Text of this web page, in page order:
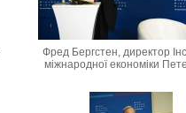
Фред Бергстен, директор
міжнародної економіки